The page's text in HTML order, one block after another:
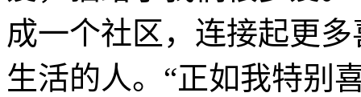
成一个社区，连接起更
生活的人。“正如我特别